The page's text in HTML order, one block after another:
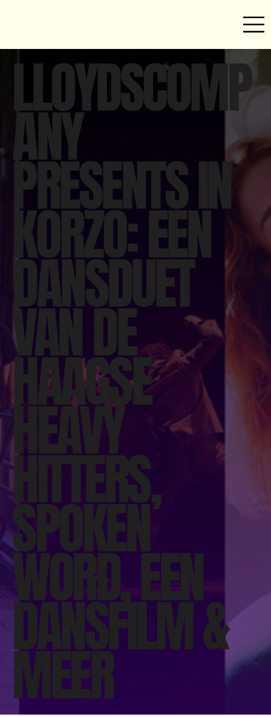
LLOYDSCOMP
ANY
PRESENTS IN
KORZO: EEN
DANSDUET
VAN DE
HAAGSE
HEAVY
HITTERS,
SPOKEN
WORD, EEN
DANSFILM &
MEER